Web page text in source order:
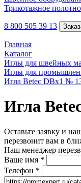
Трикотажное полотно
8 800 505 39 13
Главная
Каталог
Иглы для швейных
Иглы для
Игла Betec DBx1 №
Игла
Оставьте заявку и
перезвонит вам в
Наш менеджер
Ваше имя *
Телефон *